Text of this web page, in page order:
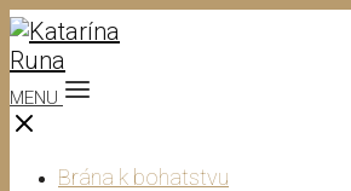
MENU
Brána k bohatstvu